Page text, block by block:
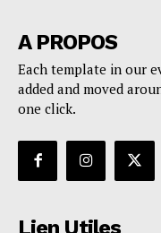
A PROPOS
Each template in our
added and moved
one click.
Lien Utiles